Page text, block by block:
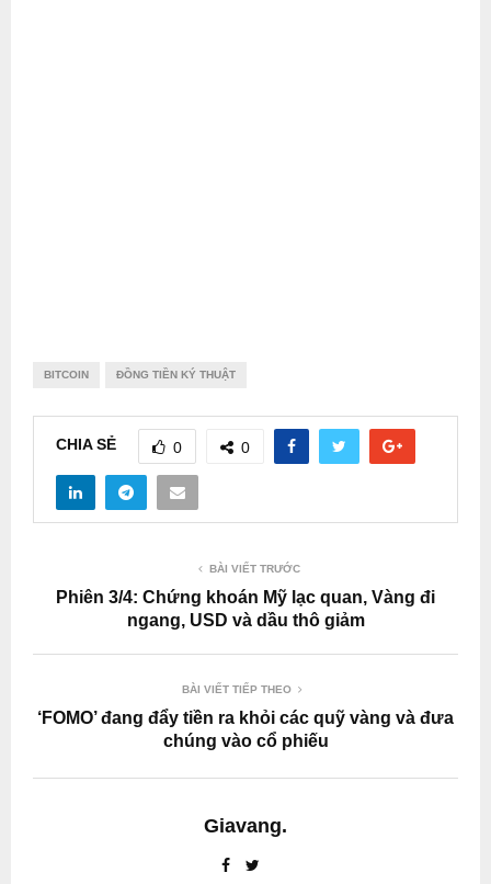
BITCOIN ĐỒNG TIỀN KÝ THUẬT
CHIA SẺ 0 0
BÀI VIẾT TRƯỚC
Phiên 3/4: Chứng khoán Mỹ lạc quan, Vàng đi
ngang, USD và dầu thô giảm
BÀI VIẾT TIẾP THEO
‘FOMO’ đang đẩy tiền ra khỏi các quỹ vàng và đưa
chúng vào cổ phiếu
Giavang.